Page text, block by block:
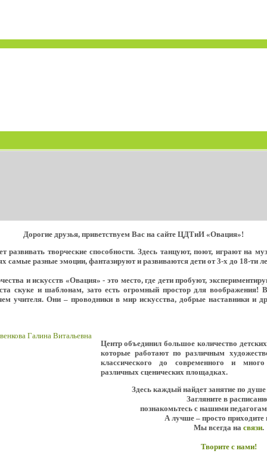
Дорогие друзья, приветствуем Вас на сайте ЦДТиИ «Овация»!
творческие способности. Здесь танцуют, поют, играют на
самые разные эмоции, фантазируют и развиваются дети от 3-х до 18-ти
и искусств «Овация» - это место, где дети пробуют,
скуке и шаблонам, зато есть огромный простор для воображения!
учителя. Они – проводники в мир искусства, добрые наставники и
Центр объединил большое количество
которые работают по различным
классического до современного и
различных сценических площадках.
Здесь каждый найдет занятие по
Загляните в
познакомьтесь с нашими
А лучше – просто приходите
Мы всегда насвязи.
Творите с нами!